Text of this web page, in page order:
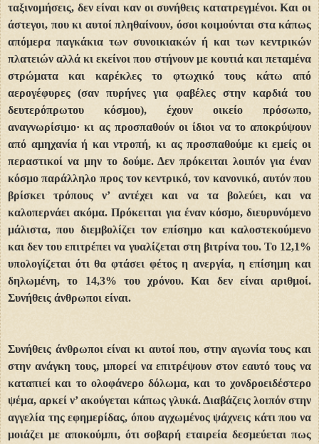
ταξινομήσεις, δεν είναι καν οι συνήθεις κατατρεγμένοι. Και οι
άστεγοι, που κι αυτοί πληθαίνουν, όσοι κοιμούνται στα κάπως
απόμερα παγκάκια των συνοικιακών ή και των κεντρικών
πλατειών αλλά κι εκείνοι που στήνουν με κουτιά και πεταμένα
στρώματα και καρέκλες το φτωχικό τους κάτω από
αερογέφυρες (σαν πυρήνες για φαβέλες στην καρδιά του
δευτερόπρωτου κόσμου), έχουν οικείο πρόσωπο,
αναγνωρίσιμο· κι ας προσπαθούν οι ίδιοι να το αποκρύψουν
από αμηχανία ή και ντροπή, κι ας προσπαθούμε κι εμείς οι
περαστικοί να μην το δούμε. Δεν πρόκειται λοιπόν για έναν
κόσμο παράλληλο προς τον κεντρικό, τον κανονικό, αυτόν που
βρίσκει τρόπους ν’ αντέχει και να τα βολεύει, και να
καλοπερνάει ακόμα. Πρόκειται για έναν κόσμο, διευρυνόμενο
μάλιστα, που διεμβολίζει τον επίσημο και καλοστεκούμενο
και δεν του επιτρέπει να γυαλίζεται στη βιτρίνα του. Το 12,1%
υπολογίζεται ότι θα φτάσει φέτος η ανεργία, η επίσημη και
δηλωμένη, το 14,3% του χρόνου. Και δεν είναι αριθμοί.
Συνήθεις άνθρωποι είναι.
Συνήθεις άνθρωποι είναι κι αυτοί που, στην αγωνία τους και
στην ανάγκη τους, μπορεί να επιτρέψουν στον εαυτό τους να
καταπιεί και το ολοφάνερο δόλωμα, και το χονδροειδέστερο
ψέμα, αρκεί ν’ ακούγεται κάπως γλυκά. Διαβάζεις λοιπόν στην
αγγελία της εφημερίδας, όπου αγχωμένος ψάχνεις κάτι που να
μοιάζει με αποκούμπι, ότι σοβαρή εταιρεία δεσμεύεται πως